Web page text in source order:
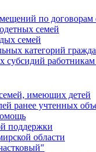
по договорам
семей
семей
категорий
субсидий
имеющих детей
ранее учтенных
поддержки
области